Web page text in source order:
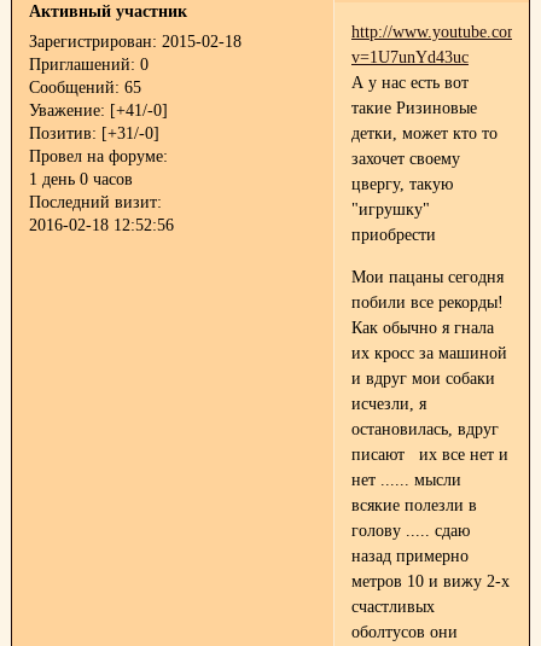
Активный участник
Зарегистрирован: 2015-02-18
Приглашений: 0
Сообщений: 65
Уважение: [+41/-0]
Позитив: [+31/-0]
Провел на форуме:
1 день 0 часов
Последний визит:
2016-02-18 12:52:56
http://www.youtube.com/
v=1U7unYd43uc
А у нас есть вот
такие Ризиновые
детки, может кто то
захочет своему
цвергу, такую
"игрушку"
приобрести
Мои пацаны сегодня
побили все рекорды!
Как обычно я гнала
их кросс за машиной
и вдруг мои собаки
исчезли, я
остановилась, вдруг
писают их все нет и
нет ...... мысли
всякие полезли в
голову ..... сдаю
назад примерно
метров 10 и вижу 2-х
счастливых
оболтусов они